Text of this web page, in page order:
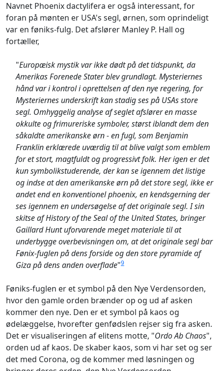
Navnet Phoenix dactylifera er også interessant, for
foran på mønten er USA's segl, ørnen, som oprindeligt
var en føniks-fulg. Det afslører Manley P. Hall og
fortæller,
"Europæisk mystik var ikke dødt på det tidspunkt, da
Amerikas Forenede Stater blev grundlagt. Mysteriernes
hånd var i kontrol i oprettelsen af den nye regering, for
Mysteriernes underskrift kan stadig ses på USAs store
segl. Omhyggelig analyse af seglet afslører en masse
okkulte og frimureriske symboler, størst iblandt dem den
såkaldte amerikanske ørn - en fugl, som Benjamin
Franklin erklærede uværdig til at blive valgt som emblem
for et stort, magtfuldt og progressivt folk. Her igen er det
kun symbolikstuderende, der kan se igennem det listige
og indse at den amerikanske ørn på det store segl, ikke er
andet end en konventionel phoenix, en kendsgerning der
ses igennem en undersøgelse af det originale segl. I sin
skitse af History of the Seal of the United States, bringer
Gaillard Hunt uforvarende meget materiale til at
underbygge overbevisningen om, at det originale segl bar
Fønix-fuglen på dens forside og den store pyramide af
Giza på dens anden overflade"9
Føniks-fuglen er et symbol på den Nye Verdensorden,
hvor den gamle orden brænder op og ud af asken
kommer den nye. Den er et symbol på kaos og
ødelæggelse, hvorefter genfødslen rejser sig fra asken.
Det er visualiseringen af elitens motte, "Ordo Ab Chaos",
orden ud af kaos. De skaber kaos, som vi har set og ser
det med Corona, og de kommer med løsningen og